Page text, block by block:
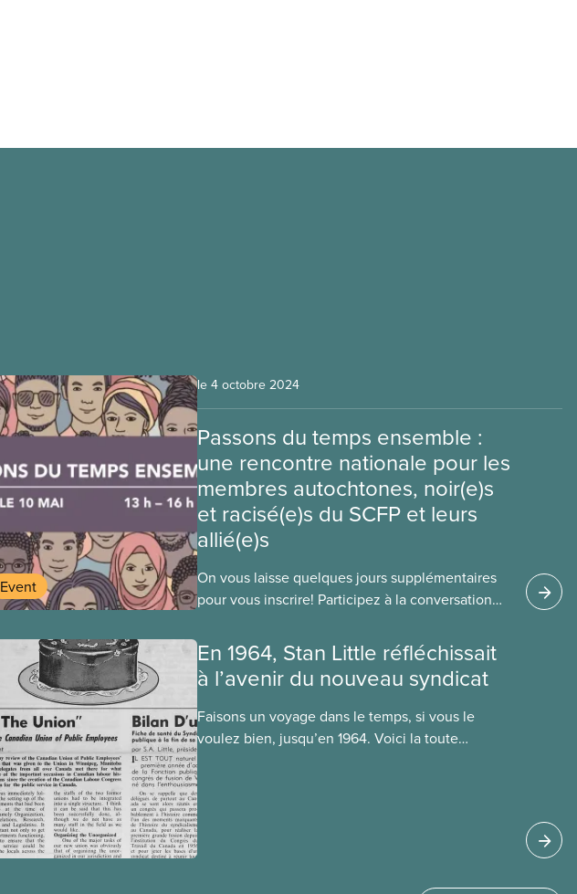
Event
le 4 octobre 2024
Passons du temps ensemble :
une rencontre nationale pour les
membres autochtones, noir(e)s
et racisé(e)s du SCFP et leurs
allié(e)s
On vous laisse quelques jours supplémentaires
pour vous inscrire! Participez à la conversation
antiraciste. Inscrivez-vous avant le 27 avril à
cette importante rencontre virtuelle.
En 1964, Stan Little réfléchissait
à l’avenir du nouveau syndicat
Faisons un voyage dans le temps, si vous le
voulez bien, jusqu’en 1964. Voici la toute